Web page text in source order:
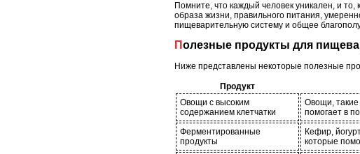
Помните, что каждый человек уникален, и
образа жизни, правильного питания,
пищеварительную систему и общее
Полезные продукты для
Ниже представлены некоторые полезные
Продукт
Овощи с высоким
содержанием клетчатки
Овощи, такие
помогает в
Ферментированные
продукты
Кефир,
которые